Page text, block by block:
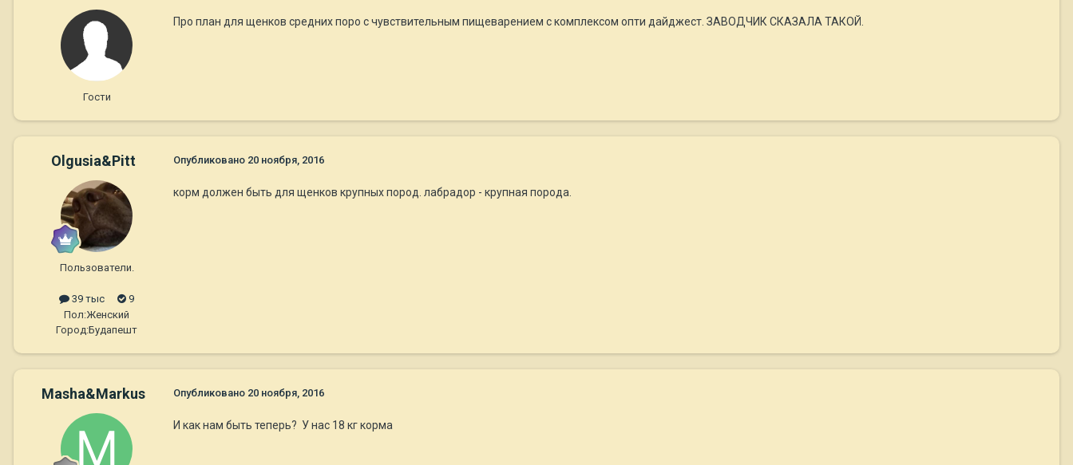
Гости
Про план для щенков средних поро с чувствительным пищеварением с комплексом опти дайджест. ЗАВОДЧИК СКАЗАЛА ТАКОЙ.
Olgusia&Pitt
Пользователи.
39 тыс
9
Пол:Женский
Город:Будапешт
Опубликовано 20 ноября, 2016
корм должен быть для щенков крупных пород. лабрадор - крупная порода.
Masha&Markus Опубликовано 20 ноября, 2016
И как нам быть теперь? У нас 18 кг корма